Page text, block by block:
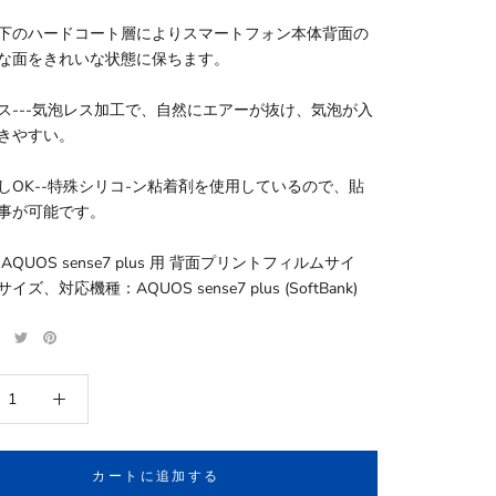
のハードコート層によりスマートフォン本体背面の
面をきれいな状態に保ちます。
---気泡レス加工で、自然にエアーが抜け、気泡が入
やすい。
OK--特殊シリコ-ン粘着剤を使用しているので、貼
が可能です。
sense7 plus 用 背面プリントフィルムサイ
イズ、対応機種：AQUOS sense7 plus (SoftBank)
カートに追加する